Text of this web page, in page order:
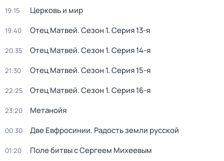
19:15 Церковь и мир
19:40 Отец Матвей. Сезон 1. Серия 13-я
20:35 Отец Матвей. Сезон 1. Серия 14-я
21:30 Отец Матвей. Сезон 1. Серия 15-я
22:25 Отец Матвей. Сезон 1. Серия 16-я
23:20 Метанойя
00:30 Две Евфросинии. Радость земли русской
01:20 Поле битвы c Сергеем Mихеевым